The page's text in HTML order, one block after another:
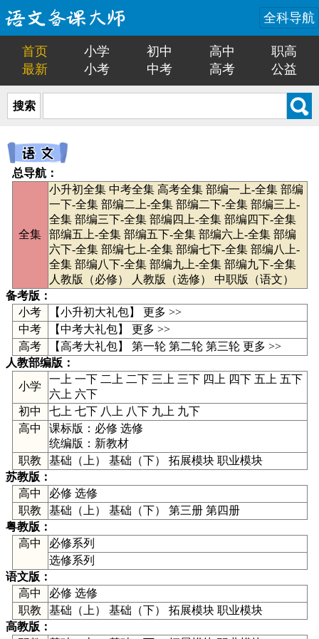
全科导航
首页 小学 初中 高中
职高
最新
小考 中考 高考 公益
搜索
总导航：
全集
小升初全集 中考全集 高考全集 部编一上-全集 部编
一下-全集 部编二上-全集 部编二下-全集 部编三上-
全集 部编三下-全集 部编四上-全集 部编四下-全集
部编五上-全集 部编五下-全集 部编六上-全集 部编
六下-全集 部编七上-全集 部编七下-全集 部编八上-
全集 部编八下-全集 部编九上-全集 部编九下-全集
人教版（必修）
人教版（选修）
中职版（语文）
备考版：
小考
【小升初大礼包】 更多 >>
中考
【中考大礼包】 更多 >>
高考
【高考大礼包】 第一轮 第二轮 第三轮 更多 >>
人教部编版 ：
小学
一上 一下 二上 二下 三上 三下 四上 四下 五上 五下
六上 六下
初中
七上 七下 八上 八下 九上 九下
高中
课标版： 必修 选修
统编版： 新教材
职教
基础（上） 基础（下） 拓展模块 职业模块
苏教版 ：
高中
必修 选修
职教
基础（上） 基础（下） 第三册 第四册
粤教版 ：
高中
必修系列
选修系列
语文版 ：
高中
必修 选修
职教
基础（上） 基础（下） 拓展模块 职业模块
高教版 ：